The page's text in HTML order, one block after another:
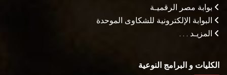
بوابة مصر الرقميـة
البوابة الإلكترونية للشكاوى الموحدة
المزيـد . . .
الكليات و البرامج النوعية